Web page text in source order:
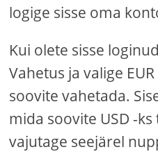
logige sisse oma
Kui olete sisse
Vahetus ja valige
soovite vahetada.
mida soovite USD -
vajutage seejärel